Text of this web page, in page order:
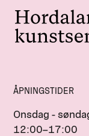
ÅPNINGSTIDER
Onsdag -
12:00–17:00